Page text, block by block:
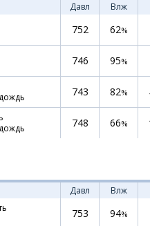
Давл Влж
752 62%
746 95%
743 82%
748 66%
Давл Влж
753 94%